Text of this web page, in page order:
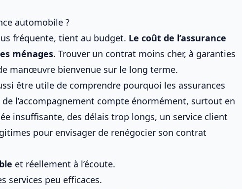
automobile ?
fréquente, tient au budget. Le coût de l’assurance
ménages. Trouver un contrat moins cher, à garanties
manœuvre bienvenue sur le long terme.
être utile de comprendre pourquoi les assurances
de l’accompagnement compte énormément, surtout en
insuffisante, des délais trop longs, un service client
pour envisager de renégocier son contrat
et réellement à l’écoute.
services peu efficaces.